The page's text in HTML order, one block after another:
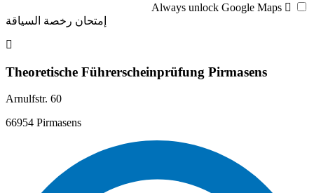
Always unlock Google Maps
إمتحان رخصة السياقة
Theoretische Führerscheinprüfung Pirmasens
Arnulfstr. 60
66954 Pirmasens